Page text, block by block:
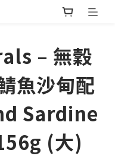
– 無穀
魚沙甸配
Sardine
(大)